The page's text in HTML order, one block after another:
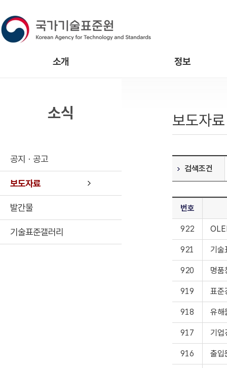
소개 정보
보도자료
검색조건
번호
922
921 기
920 명
919 표준
918 유해
917 기업
916 출입
소식
공지ㆍ공고
보도자료
발간물
기술표준갤러리